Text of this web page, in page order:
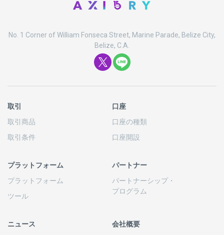
No. 1 Corner of William Fonseca Street, Marine Parade, Belize City,
Belize, C.A.
取引
取引商品
取引条件
口座
口座の種類
口座開設
プラットフォーム
プラットフォーム
ツール
パートナー
パートナーシップ・
プログラム
ニュース
会社概要